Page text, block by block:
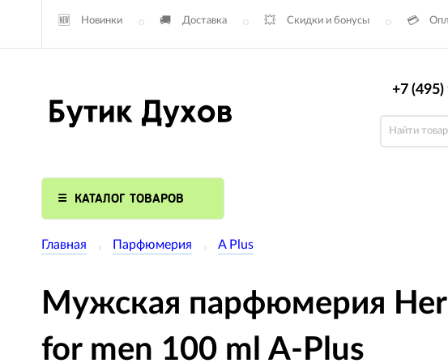
Новинки Доставка Скидки и бонусы
+7
КАТАЛОГ ТОВАРОВ
Главная Парфюмерия A Plus
Мужская парфюмерия
for men 100 ml A-Plus